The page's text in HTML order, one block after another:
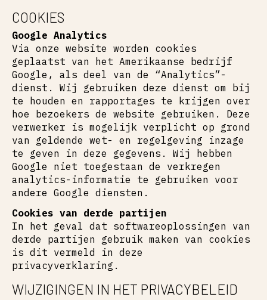
COOKIES
Google Analytics
Via onze website worden cookies
geplaatst van het Amerikaanse bedrijf
Google, als deel van de “Analytics”-
dienst. Wij gebruiken deze dienst om bij
te houden en rapportages te krijgen over
hoe bezoekers de website gebruiken. Deze
verwerker is mogelijk verplicht op grond
van geldende wet- en regelgeving inzage
te geven in deze gegevens. Wij hebben
Google niet toegestaan de verkregen
analytics-informatie te gebruiken voor
andere Google diensten.
Cookies van derde partijen
In het geval dat softwareoplossingen van
derde partijen gebruik maken van cookies
is dit vermeld in deze
privacyverklaring.
WIJZIGINGEN IN HET PRIVACYBELEID